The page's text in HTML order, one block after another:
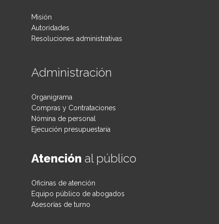
Misión
Autoridades
Resoluciones administrativas
Administración
Organigrama
Compras y Contrataciones
Nómina de personal
Ejecución presupuestaria
Atención al público
Oficinas de atención
Equipo público de abogados
Asesorías de turno